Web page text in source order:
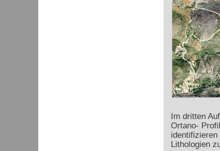
Im dritten
Ortano-
Lithologien